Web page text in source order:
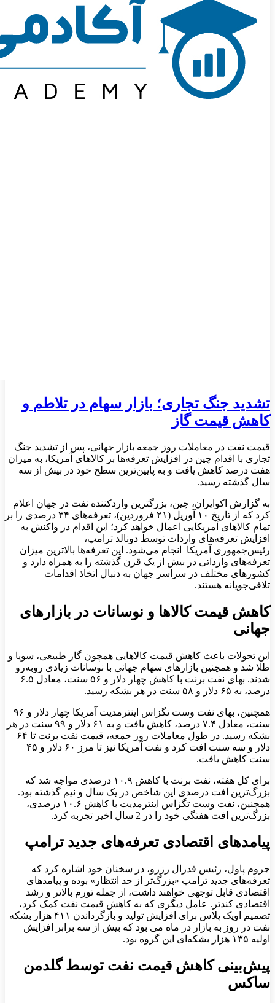
تشدید جنگ تجاری؛ بازار سهام در تلاطم و
کاهش قیمت گاز
قیمت نفت در معاملات روز جمعه بازار جهانی، پس از تشدید جنگ
تجاری با اقدام چین در افزایش تعرفه‌ها بر کالاهای آمریکا، به میزان
هفت درصد کاهش یافت و به پایین‌ترین سطح خود در بیش از سه
سال گذشته رسید.
به گزارش اکوایران،‌ چین، بزرگترین واردکننده نفت در جهان اعلام
کرد که از تاریخ ۱۰ آوریل (۲۱ فروردین)، تعرفه‌های ۳۴ درصدی را بر
تمام کالاهای آمریکایی اعمال خواهد کرد؛ این اقدام در واکنش به
افزایش تعرفه‌های واردات توسط دونالد ترامپ،
رئیس‌جمهوری آمریکا انجام می‌شود. این تعرفه‌ها بالاترین میزان
تعرفه‌های وارداتی در بیش از یک قرن گذشته را به همراه دارد و
کشورهای مختلف در سراسر جهان به دنبال اتخاذ اقدامات
تلافی‌جویانه هستند.
کاهش قیمت کالاها و نوسانات در بازارهای
جهانی
این تحولات باعث کاهش قیمت کالاهایی همچون گاز طبیعی، سویا و
طلا شد و همچنین بازارهای سهام جهانی با نوسانات زیادی روبه‌رو
شدند. بهای نفت برنت با کاهش چهار دلار و ۵۶ سنت، معادل ۶.۵
درصد، به ۶۵ دلار و ۵۸ سنت در هر بشکه رسید.
همچنین، بهای نفت وست تگزاس اینترمدیت آمریکا چهار دلار و ۹۶
سنت، معادل ۷.۴ درصد، کاهش یافت و به ۶۱ دلار و ۹۹ سنت در هر
بشکه رسید. در طول معاملات روز جمعه، قیمت نفت برنت تا ۶۴
دلار و سه سنت افت کرد و نفت آمریکا نیز تا مرز ۶۰ دلار و ۴۵
سنت کاهش یافت.
برای کل هفته، نفت برنت با کاهش ۱۰.۹ درصدی مواجه شد که
بزرگ‌ترین افت درصدی این شاخص در یک سال و نیم گذشته بود.
همچنین، نفت وست تگزاس اینترمدیت با کاهش ۱۰.۶ درصدی،
بزرگ‌ترین افت هفتگی خود را در 2 سال اخیر تجربه کرد.
پیامدهای اقتصادی تعرفه‌های جدید ترامپ
جروم پاول، رئیس فدرال رزرو، در سخنان خود اشاره کرد که
تعرفه‌های جدید ترامپ «بزرگ‌تر از حد انتظار» بوده و پیامدهای
اقتصادی قابل توجهی خواهند داشت، از جمله تورم بالاتر و رشد
اقتصادی کندتر. عامل دیگری که به کاهش قیمت نفت کمک کرد،
تصمیم اوپک پلاس برای افزایش تولید و بازگرداندن ۴۱۱ هزار بشکه
نفت در روز به بازار در ماه می بود که بیش از سه برابر افزایش
اولیه ۱۳۵ هزار بشکه‌ای این گروه بود.
پیش‌بینی کاهش قیمت نفت توسط گلدمن
ساکس